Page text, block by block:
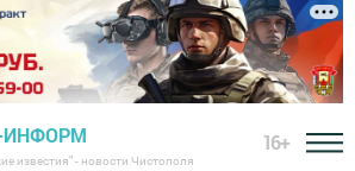
ИНФОРМ
известия" - новости Чистополя
16+